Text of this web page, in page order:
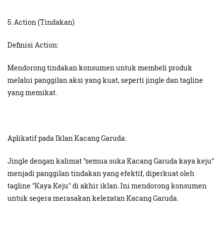
5. Action (Tindakan)
Definisi Action:
Mendorong tindakan konsumen untuk membeli produk
melalui panggilan aksi yang kuat, seperti jingle dan tagline
yang memikat.
Aplikatif pada Iklan Kacang Garuda:
Jingle dengan kalimat "semua suka Kacang Garuda kaya keju"
menjadi panggilan tindakan yang efektif, diperkuat oleh
tagline "Kaya Keju" di akhir iklan. Ini mendorong konsumen
untuk segera merasakan kelezatan Kacang Garuda.